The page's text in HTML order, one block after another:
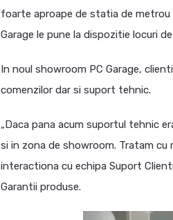
foarte aproape de statia de metrou
Garage le pune la dispozitie locuri
In noul showroom PC Garage,
comenzilor dar si suport tehnic.
„Daca pana acum suportul tehnic
si in zona de showroom. Tratam
interactiona cu echipa Suport
Garantii produse.